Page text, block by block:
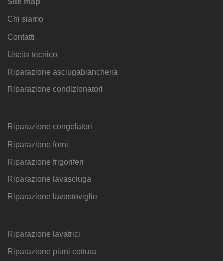
Site map
Chi siamo
Contatti
Uscita tecnico
Riparazione asciugabiancheria
Riparazione condizionatori
Riparazione congelatori
Riparazione forni
Riparazione frigoriferi
Riparazione lavasciuga
Riparazione lavastoviglie
Riparazione lavatrici
Riparazione piani cottura